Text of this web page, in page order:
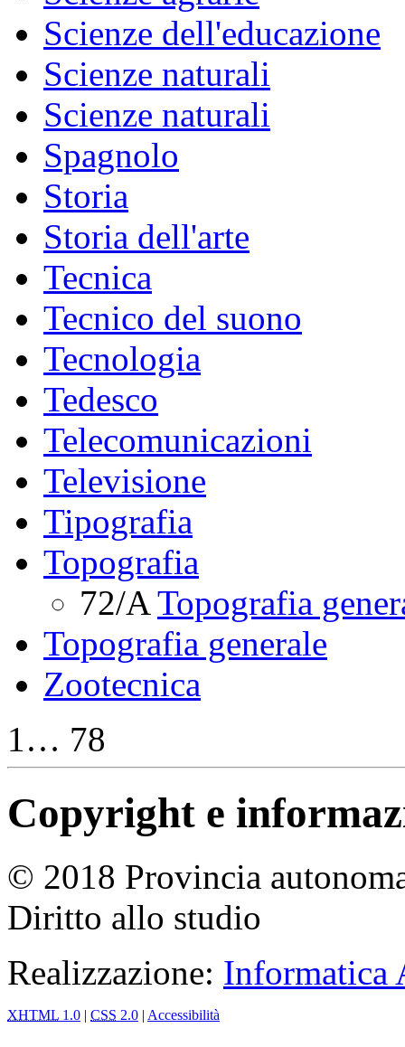
Scienze dell'educazione
Scienze naturali
Scienze naturali
Spagnolo
Storia
Storia dell'arte
Tecnica
Tecnico del suono
Tecnologia
Tedesco
Telecomunicazioni
Televisione
Tipografia
Topografia
72/ATopografia
Topografia generale
Zootecnica
1… 78
Copyright e
© 2018 Provincia
Diritto allo studio
Realizzazione:
XHTML 1.0 | CSS 2.0 | Accessibilità